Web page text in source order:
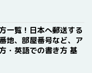
一覧！日本へ郵送する
地、部屋番号など、ア
・英語での書き方 基